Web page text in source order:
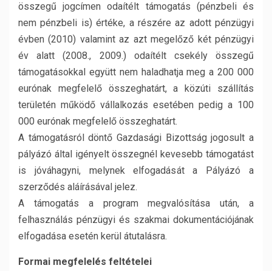
összegű jogcímen odaítélt támogatás (pénzbeli és
nem pénzbeli is) értéke, a részére az adott pénzügyi
évben (2010) valamint az azt megelőző két pénzügyi
év alatt (2008., 2009.) odaítélt csekély összegű
támogatásokkal együtt nem haladhatja meg a 200 000
eurónak megfelelő összeghatárt, a közúti szállítás
területén működő vállalkozás esetében pedig a 100
000 eurónak megfelelő összeghatárt.
A támogatásról döntő Gazdasági Bizottság jogosult a
pályázó által igényelt összegnél kevesebb támogatást
is jóváhagyni, melynek elfogadását a Pályázó a
szerződés aláírásával jelez.
A támogatás a program megvalósítása után, a
felhasználás pénzügyi és szakmai dokumentációjának
elfogadása esetén kerül átutalásra.
Formai megfelelés feltételei